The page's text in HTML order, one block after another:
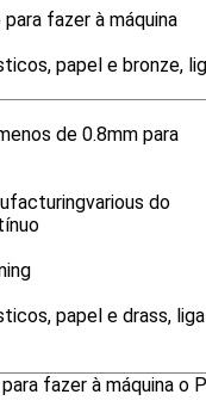
fazer à máquina
papel e bronze,
de 0.8mm para
do
papel e drass,
fazer à máquina o